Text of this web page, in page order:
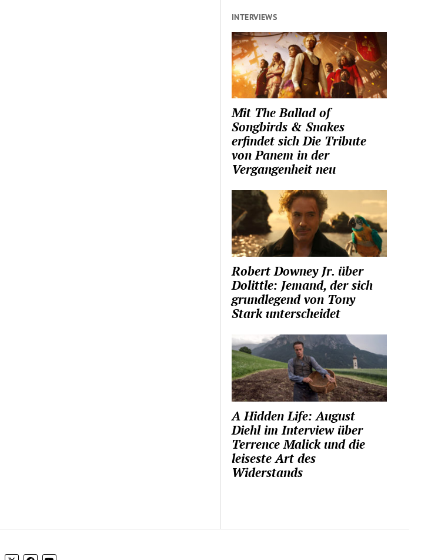
INTERVIEWS
Mit The Ballad of
Songbirds & Snakes
erfindet sich Die Tribute
von Panem in der
Vergangenheit neu
Robert Downey Jr. über
Dolittle: Jemand, der sich
grundlegend von Tony
Stark unterscheidet
A Hidden Life: August
Diehl im Interview über
Terrence Malick und die
leiseste Art des
Widerstands